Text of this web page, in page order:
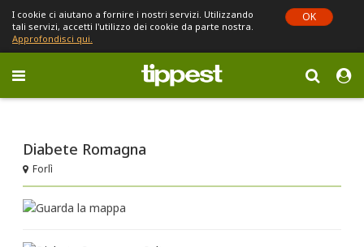
I cookie ci aiutano a fornire i nostri servizi. Utilizzando
tali servizi, accetti l'utilizzo dei cookie da parte nostra.
Approfondisci qui.
OK
Toggle
navigation
Diabete Romagna
Forlì